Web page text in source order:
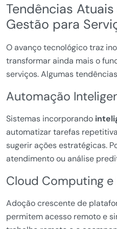
Tendências
Gestão para
O avanço tecnológico traz
transformar ainda mais o
serviços. Algumas
Automação
Sistemas incorporando
automatizar tarefas
sugerir ações estratégicas.
atendimento ou análise
Cloud Computing
Adoção crescente de
permitem acesso remoto e